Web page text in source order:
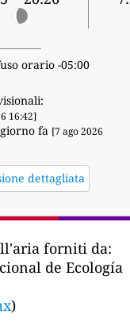
orario -05:00
16:42]
fa [7 ago 2026
dettagliata
forniti da:
de Ecología
)